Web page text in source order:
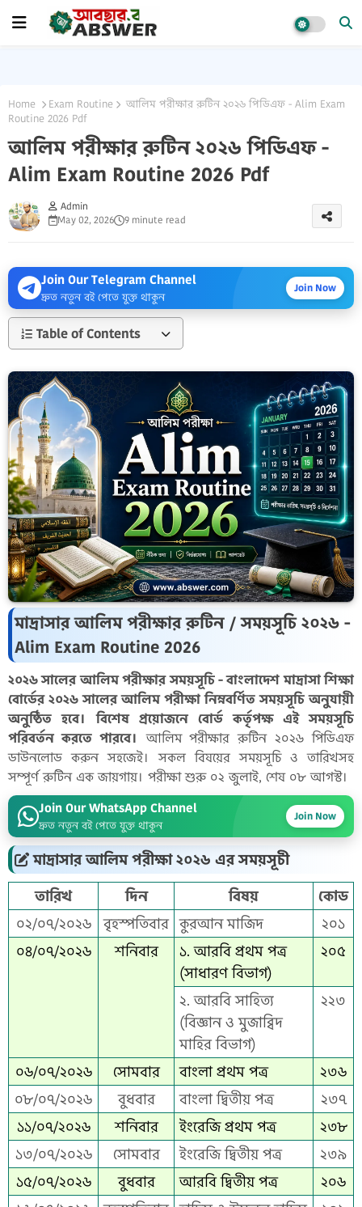
Home Exam Routine
আলিম পরীক্ষার রুটিন ২০২৬ পিডিএফ - Alim Exam
Routine 2026 Pdf
আলিম পরীক্ষার রুটিন ২০২৬ পিডিএফ -
Alim Exam Routine 2026 Pdf
Admin
May 02, 2026
9 minute read
Join Our Telegram Channel
দ্রুত নতুন বই পেতে যুক্ত থাকুন
Join Now
Table of Contents
মাদ্রাসার আলিম পরীক্ষার রুটিন / সময়সূচি ২০২৬ -
Alim Exam Routine 2026
২০২৬ সালের আলিম পরীক্ষার সময়সূচি - বাংলাদেশ মাদ্রাসা শিক্ষা
বোর্ডের ২০২৬ সালের আলিম পরীক্ষা নিম্নবর্ণিত সময়সূচি অনুযায়ী
অনুষ্ঠিত হবে। বিশেষ প্রয়োজনে বোর্ড কর্তৃপক্ষ এই সময়সূচি
পরিবর্তন করতে পারবে। আলিম পরীক্ষার রুটিন ২০২৬ পিডিএফ
ডাউনলোড করুন সহজেই। সকল বিষয়ের সময়সূচি ও তারিখসহ
সম্পূর্ণ রুটিন এক জায়গায়। পরীক্ষা শুরু ০২ জুলাই, শেষ ০৮ আগস্ট।
Join Our WhatsApp Channel
দ্রুত নতুন বই পেতে যুক্ত থাকুন
Join Now
মাদ্রাসার আলিম পরীক্ষা ২০২৬ এর সময়সূচী
তারিখ
দিন বিষয়
কোড
০২/০৭/২০২৬
বৃহস্পতিবার কুরআন মাজিদ
২০১
০৪/০৭/২০২৬
শনিবার
১. আরবি প্রথম পত্র
(সাধারণ বিভাগ)
২০৫
২. আরবি সাহিত্য
(বিজ্ঞান ও মুজাব্বিদ
মাহির বিভাগ)
২২৩
০৬/০৭/২০২৬ সোমবার বাংলা প্রথম পত্র
২৩৬
০৮/০৭/২০২৬
বুধবার বাংলা দ্বিতীয় পত্র
২৩৭
১১/০৭/২০২৬
শনিবার ইংরেজি প্রথম পত্র
২৩৮
১৩/০৭/২০২৬
সোমবার ইংরেজি দ্বিতীয় পত্র
২৩৯
১৫/০৭/২০২৬
বুধবার আরবি দ্বিতীয় পত্র
২০৬